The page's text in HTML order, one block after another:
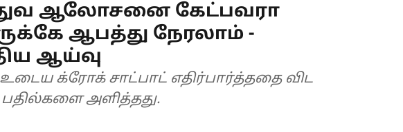
ஆலோசனை கேட்பவரா
ஆபத்து நேரலாம் -
ஆய்வு
க்ரோக் சாட்பாட் எதிர்பார்த்ததை விட
அளித்தது.